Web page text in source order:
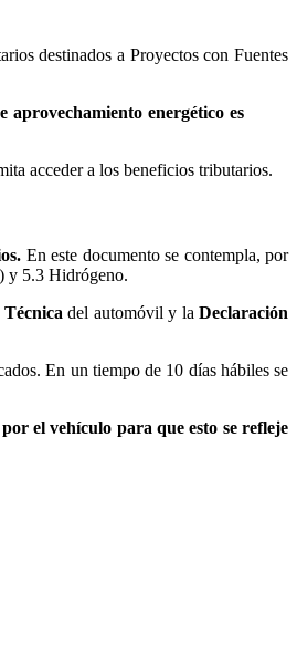
destinados a Proyectos con Fuentes
aprovechamiento energético es
acceder a los beneficios tributarios.
En este documento se contempla, por
y 5.3 Hidrógeno.
del automóvil y laDeclaración
En un tiempo de 10 días hábiles se
el vehículo para que esto se refleje